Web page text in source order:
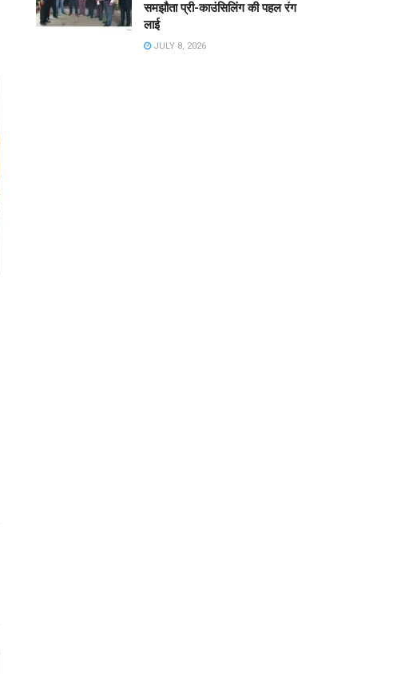
समझौता प्री-काउंसिलिंग की पहल रंग
लाई
JULY 8, 2026